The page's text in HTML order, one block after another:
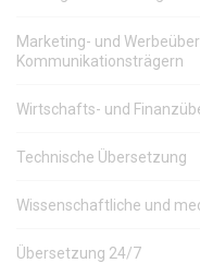
Marketing- und
Kommunikationsträgern
Wirtschafts- und
Technische Übersetzung
Wissenschaftliche und
Übersetzung 24/7